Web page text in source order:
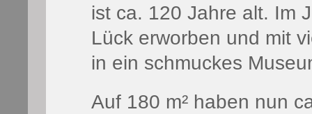
ist ca. 120 Jahre alt. Im
Lück erworben und mit
in ein schmuckes
Auf 180 m² haben nun